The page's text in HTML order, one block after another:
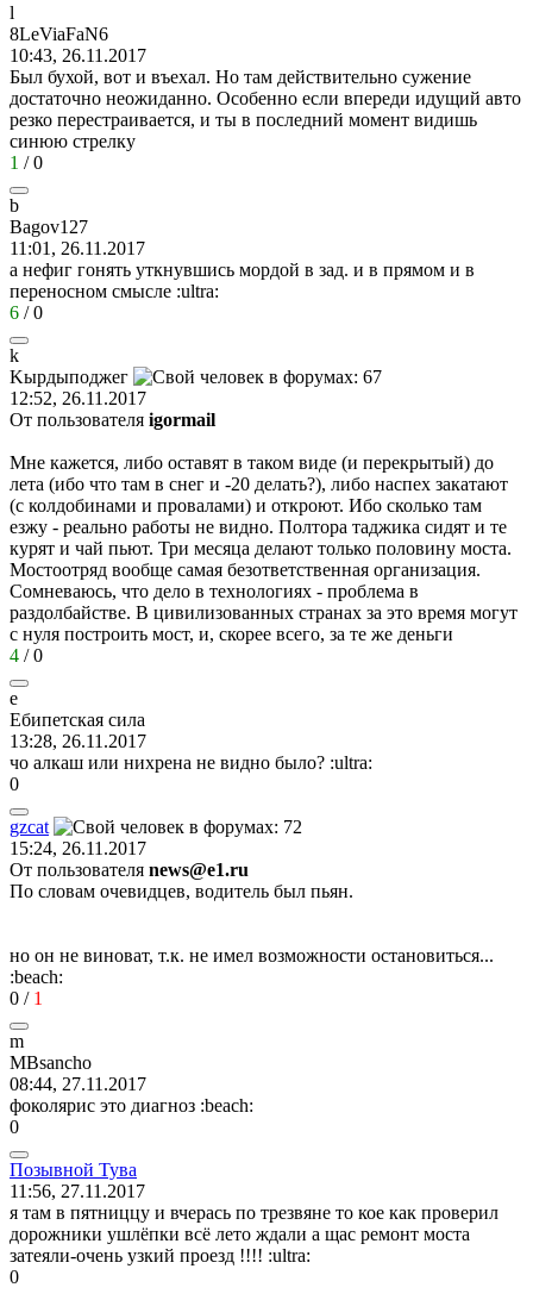
l
8LeViaFaN6
10:43, 26.11.2017
Был бухой, вот и въехал. Но там действительно сужение
достаточно неожиданно. Особенно если впереди идущий авто
резко перестраивается, и ты в последний момент видишь
синюю стрелку
1 /0
b
Bagov127
11:01, 26.11.2017
а нефиг гонять уткнувшись мордой в зад. и в прямом и в
переносном смысле :ultra:
6 /0
k
Kырдыподжег
12:52, 26.11.2017
От пользователя igormail
Мне кажется, либо оставят в таком виде (и перекрытый) до
лета (ибо что там в снег и -20 делать?), либо наспех закатают
(с колдобинами и провалами) и откроют. Ибо сколько там
езжу - реально работы не видно. Полтора таджика сидят и те
курят и чай пьют. Три месяца делают только половину моста.
Мостоотряд вообще самая безответственная организация.
Сомневаюсь, что дело в технологиях - проблема в
раздолбайстве. В цивилизованных странах за это время могут
с нуля построить мост, и, скорее всего, за те же деньги
4 /0
е
Ебипетская сила
13:28, 26.11.2017
чо алкаш или нихрена не видно было? :ultra:
0
gzcat
15:24, 26.11.2017
От пользователя news@e1.ru
По словам очевидцев, водитель был пьян.
но он не виноват, т.к. не имел возможности остановиться...
:beach:
0 / 1
m
MBsancho
08:44, 27.11.2017
фоколярис это диагноз :beach:
0
Позывной Тува
11:56, 27.11.2017
я там в пятниццу и вчерась по трезвяне то кое как проверил
дорожники ушлёпки всё лето ждали а щас ремонт моста
затеяли-очень узкий проезд !!!! :ultra:
0